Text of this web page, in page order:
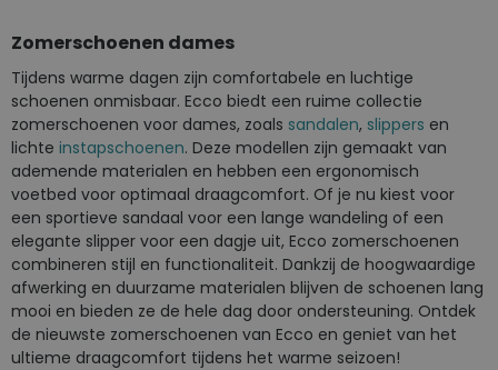
Zomerschoenen dames
Tijdens warme dagen zijn comfortabele en luchtige
schoenen onmisbaar. Ecco biedt een ruime collectie
zomerschoenen voor dames, zoals sandalen, slippers en
lichte instapschoenen. Deze modellen zijn gemaakt van
ademende materialen en hebben een ergonomisch
voetbed voor optimaal draagcomfort. Of je nu kiest voor
een sportieve sandaal voor een lange wandeling of een
elegante slipper voor een dagje uit, Ecco zomerschoenen
combineren stijl en functionaliteit. Dankzij de hoogwaardige
afwerking en duurzame materialen blijven de schoenen lang
mooi en bieden ze de hele dag door ondersteuning. Ontdek
de nieuwste zomerschoenen van Ecco en geniet van het
ultieme draagcomfort tijdens het warme seizoen!